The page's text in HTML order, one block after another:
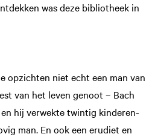
was deze bibliotheek in
opzichten niet echt een man van
van het leven genoot – Bach
hij verwekte twintig kinderen-
man. En ook een erudiet en